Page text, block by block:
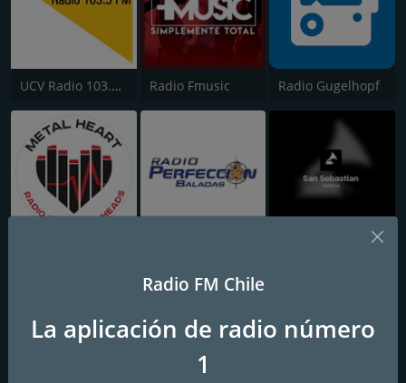
UCV Radio 103.5 FM Radio Fmusic Radio Gugelhopf
Radio FM Chile
La aplicación de radio número
1